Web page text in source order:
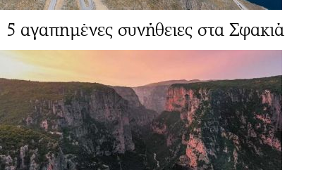
5 αγαπημένες συνήθειες στα Σφακιά